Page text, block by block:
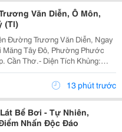
Văn Diễn, Ô Môn,
(Tl)
Đường Trương Văn Diễn, Ngay
Măng Tây Đô, Phường Phước
Cần Thơ.- Diện Tích Khủng:
Giá Bán: 17 Tỷ (Thương Lượng)-
Sang Tên Nhanh- Lộ Giới:...
13 phút trước
Bể Bơi - Tự Nhiên,
Nhấn Độc Đáo